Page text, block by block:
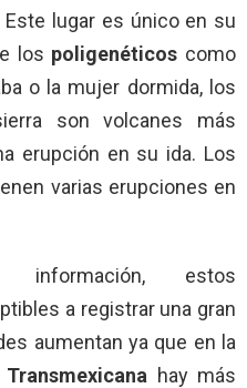
Este lugar es único en su
los poligenéticos como
o la mujer dormida, los
son volcanes más
erupción en su ida. Los
varias erupciones en
estos
a registrar una gran
aumentan ya que en la
hay más